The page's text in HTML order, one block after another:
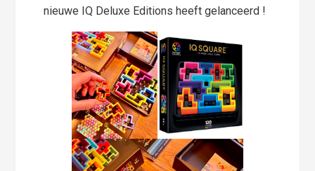
nieuwe IQ Deluxe Editions heeft gelanceerd !